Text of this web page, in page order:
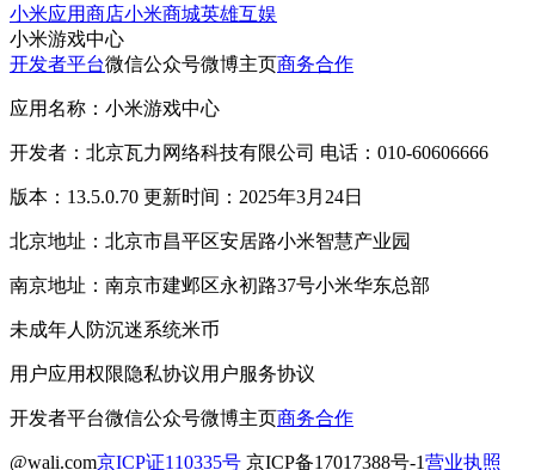
小米应用商店小米商城英雄互娱
小米游戏中心
开发者平台微信公众号微博主页商务合作
应用名称：小米游戏中心
开发者：北京瓦力网络科技有限公司 电话：010-60606666
版本：13.5.0.70 更新时间：2025年3月24日
北京地址：北京市昌平区安居路小米智慧产业园
南京地址：南京市建邺区永初路37号小米华东总部
未成年人防沉迷系统米币
用户应用权限隐私协议用户服务协议
开发者平台微信公众号微博主页商务合作
@wali.com京ICP证110335号 京ICP备17017388号-1营业执照